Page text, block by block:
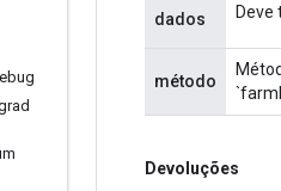
dados Deve
método
Devoluções